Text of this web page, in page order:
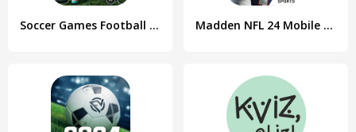
Soccer Games Football League Madden NFL 24 Mobile Football